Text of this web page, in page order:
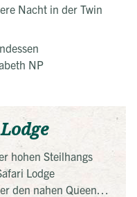
Nacht in der Twin
NP
hohen Steilhangs
Lodge
den nahen Queen-